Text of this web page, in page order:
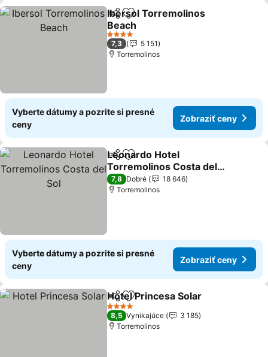
ZdieľaťPridať do obľúbených
Ibersol Torremolinos
Beach
4 Počet hviezdičiek
7,3
5 151
Torremolinos
Vyberte dátumy a pozrite si presné
ceny
Zobraziť ceny
ZdieľaťPridať do obľúbených
Leonardo Hotel
Torremolinos Costa del
Sol
7,8 Dobré
18 646
Torremolinos
Vyberte dátumy a pozrite si presné
ceny
Zobraziť ceny
ZdieľaťPridať do obľúbených
Hotel Princesa Solar
4 Počet hviezdičiek
8,5 Vynikajúce
3 185
Torremolinos